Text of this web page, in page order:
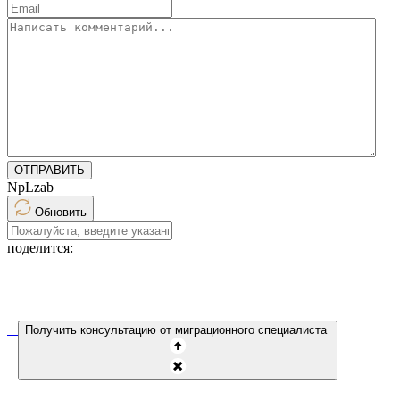
ОТПРАВИТЬ
NpLzab
Обновить
поделится:
Получить консультацию от миграционного специалиста